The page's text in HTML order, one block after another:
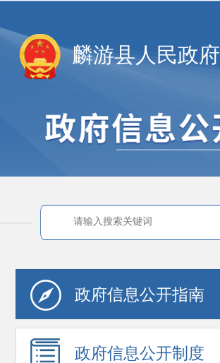
麟游县人民政府
政府信息公开指南
政府信息公开制度